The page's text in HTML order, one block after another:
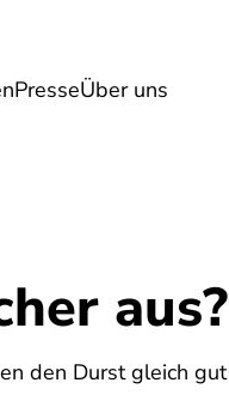
PresseÜber uns
Verträge
aus?
den Durst gleich gut